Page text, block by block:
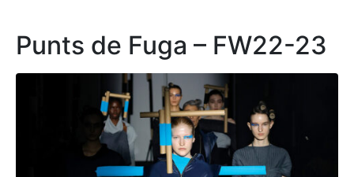
Punts de Fuga – FW22-23